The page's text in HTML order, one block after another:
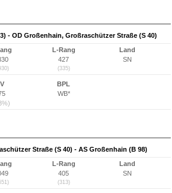
- OD Großenhain, Großraschützer Straße (S 40)
L-Rang
427
(335)
Land
SN
BPL
WB*
Straße (S 40) - AS Großenhain (B 98)
L-Rang
405
(313)
Land
SN